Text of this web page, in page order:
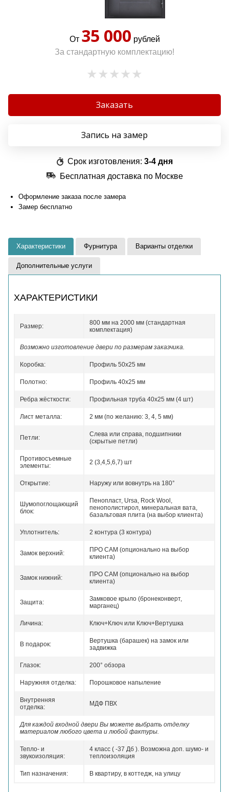
От 35 000 рублей
За стандартную комплектацию!
Заказать
Запись на замер
Срок изготовления: 3-4 дня
Бесплатная доставка по Москве
Оформление заказа после замера
Замер бесплатно
Характеристики Фурнитура Варианты отделки
Дополнительные услуги
ХАРАКТЕРИСТИКИ
Размер:
800 мм на 2000 мм (стандартная
комплектация)
Возможно изготовление двери по размерам заказчика.
Коробка: Профиль 50x25 мм
Полотно: Профиль 40x25 мм
Ребра жёсткости: Профильная труба 40х25 мм (4 шт)
Лист металла: 2 мм (по желанию: 3, 4, 5 мм)
Петли:
Слева или справа, подшипники
(скрытые петли)
Противосъемные
элементы:
2 (3,4,5,6,7) шт
Открытие: Наружу или вовнутрь на 180°
Шумопоглощающий
блок:
Пенопласт, Ursa, Rock Wool,
пенополистирол, минеральная вата,
базальтовая плита (на выбор клиента)
Уплотнитель: 2 контура (3 контура)
Замок верхний:
ПРО САМ (опционально на выбор
клиента)
Замок нижний:
ПРО САМ (опционально на выбор
клиента)
Защита:
Замковое крыло (бронеконверт,
марганец)
Личина: Ключ+Ключ или Ключ+Вертушка
В подарок:
Вертушка (барашек) на замок или
задвижка
Глазок: 200° обзора
Наружняя отделка: Порошковое напыление
Внутренняя
отделка:
МДФ ПВХ
Для каждой входной двери Вы можете выбрать отделку
материалом любого цвета и любой фактуры.
Тепло- и
звукоизоляция:
4 класс ( -37 Дб ). Возможна доп. шумо- и
теплоизоляция
Тип назначения: В квартиру, в коттедж, на улицу